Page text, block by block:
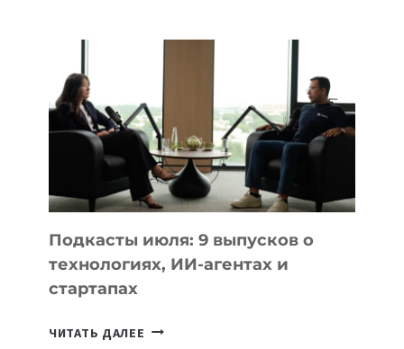
УЧЕБНОМУ
ГОДУ
2026:
10
ЛУЧШИХ
МОДЕЛЕЙ
ДЛЯ
Подкасты июля: 9 выпусков о
технологиях, ИИ-агентах и
стартапах
ЧИТАТЬ ДАЛЕЕ ПОДКАСТЫ